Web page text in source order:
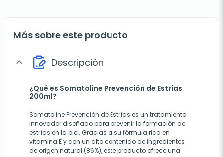
Más sobre este producto
expand_more Descripción
¿Qué es Somatoline Prevención de Estrías
200ml?
Somatoline Prevención de Estrías es un tratamiento
innovador diseñado para prevenir la formación de
estrías en la piel. Gracias a su fórmula rica en
vitamina E y con un alto contenido de ingredientes
de origen natural (86%), este producto ofrece una